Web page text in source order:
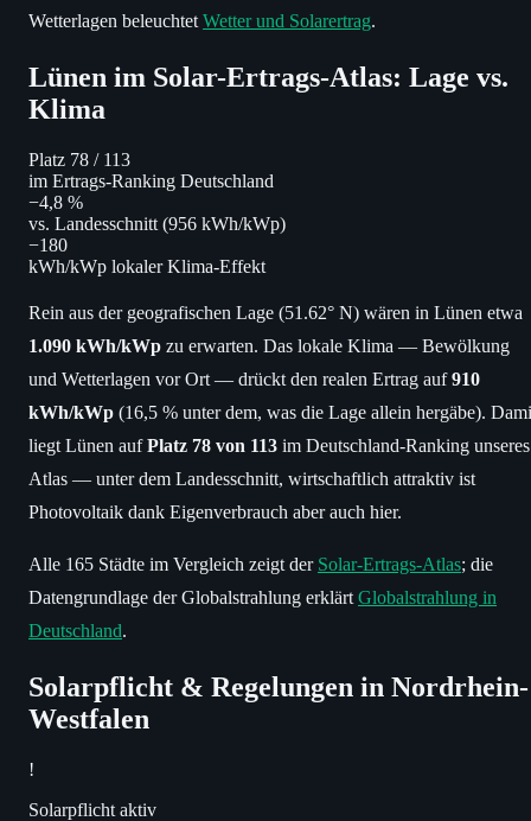
Wetterlagen beleuchtet Wetter und Solarertrag.
Lünen im Solar-Ertrags-Atlas: Lage vs.
Klima
Platz 78 / 113
im Ertrags-Ranking Deutschland
−4,8 %
vs. Landesschnitt (956 kWh/kWp)
−180
kWh/kWp lokaler Klima-Effekt
Rein aus der geografischen Lage (51.62° N) wären in Lünen etwa
1.090 kWh/kWp zu erwarten. Das lokale Klima — Bewölkung
und Wetterlagen vor Ort — drückt den realen Ertrag auf910
kWh/kWp (16,5 % unter dem, was die Lage allein hergäbe).
liegt Lünen aufPlatz 78 von 113 im Deutschland-Ranking unseres
Atlas — unter dem Landesschnitt, wirtschaftlich attraktiv ist
Photovoltaik dank Eigenverbrauch aber auch hier.
Alle 165 Städte im Vergleich zeigt der Solar-Ertrags-Atlas; die
Datengrundlage der Globalstrahlung erklärt Globalstrahlung in
Deutschland.
Solarpflicht & Regelungen in Nordrhein-
Westfalen
!
Solarpflicht aktiv